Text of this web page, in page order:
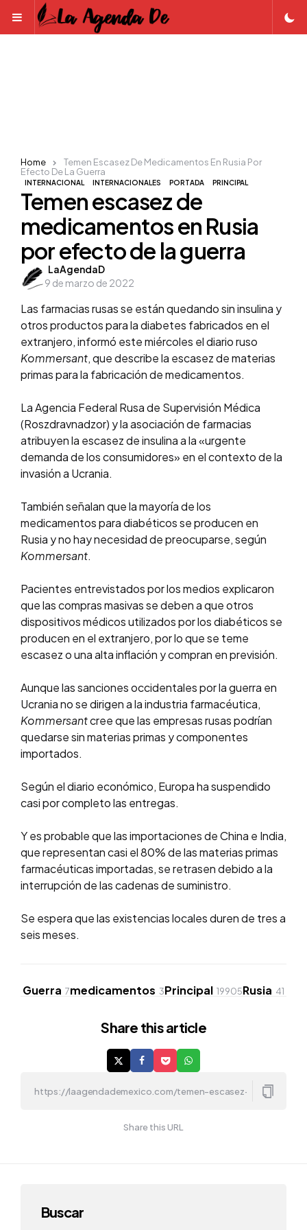
Menu
INTERNACIONAL INTERNACIONALES PORTADA PRINCIPAL
Temen escasez de
medicamentos en Rusia
por efecto de la guerra
Posted
by
LaAgendaD
9 de marzo de 2022
Home
Temen Escasez De Medicamentos En Rusia Por
Efecto De La Guerra
Las farmacias rusas se están quedando sin insulina y
otros productos para la diabetes fabricados en el
extranjero, informó este miércoles el diario ruso
Kommersant, que describe la escasez de materias
primas para la fabricación de medicamentos.
La Agencia Federal Rusa de Supervisión Médica
(Roszdravnadzor) y la asociación de farmacias
atribuyen la escasez de insulina a la «urgente
demanda de los consumidores» en el contexto de la
invasión a Ucrania.
También señalan que la mayoría de los
medicamentos para diabéticos se producen en
Rusia y no hay necesidad de preocuparse, según
Kommersant.
Pacientes entrevistados por los medios explicaron
que las compras masivas se deben a que otros
dispositivos médicos utilizados por los diabéticos se
producen en el extranjero, por lo que se teme
escasez o una alta inflación y compran en previsión.
Aunque las sanciones occidentales por la guerra en
Ucrania no se dirigen a la industria farmacéutica,
Kommersantcree que las empresas rusas podrían
quedarse sin materias primas y componentes
importados.
Según el diario económico, Europa ha suspendido
casi por completo las entregas.
Y es probable que las importaciones de China e India,
que representan casi el 80% de las materias primas
farmacéuticas importadas, se retrasen debido a la
interrupción de las cadenas de suministro.
Se espera que las existencias locales duren de tres a
seis meses.
Guerra 7medicamentos 3Principal 19905Rusia 41
Share this article
Share this URL
Buscar